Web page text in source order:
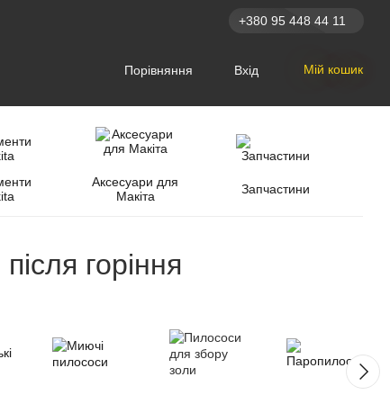
+380 95 448 44 11
Порівняння Вхід Мій кошик
Аксесуари для
Макіта
Запчастини
горіння